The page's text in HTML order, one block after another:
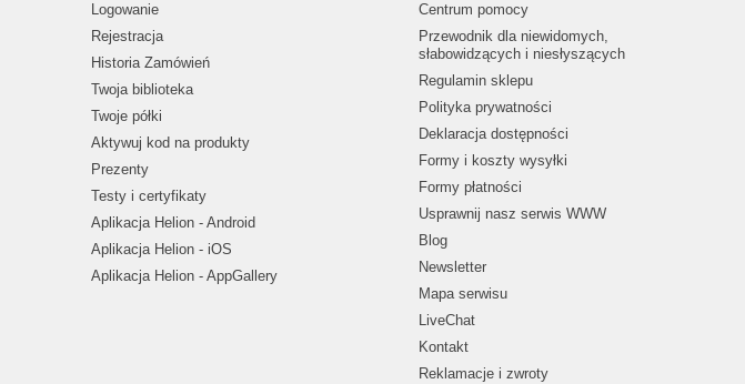
Logowanie
Rejestracja
Historia Zamówień
Twoja biblioteka
Twoje półki
Aktywuj kod na produkty
Prezenty
Testy i certyfikaty
Aplikacja Helion - Android
Aplikacja Helion - iOS
Aplikacja Helion - AppGallery
Centrum pomocy
Przewodnik dla niewidomych,
słabowidzących i niesłyszących
Regulamin sklepu
Polityka prywatności
Deklaracja dostępności
Formy i koszty wysyłki
Formy płatności
Usprawnij nasz serwis WWW
Blog
Newsletter
Mapa serwisu
LiveChat
Kontakt
Reklamacje i zwroty